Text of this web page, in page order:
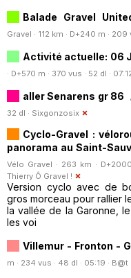
Balade Gravel
Gravel · 112 km · D+240 m · 209
Activité actuelle: 06
· D+570 m · 370 vus · 52 dl ·
aller Senarens gr 86
32 dl · Sixgonzosix
Cyclo-Gravel :
panorama au Saint-
Vélo Gravel · 263 km ·
Thierry Ô Gravel !
Version cyclo avec de
gros morceau pour rallier
la vallée de la Garonne,
les voi
Villemur - Fronton -
m · 234 vus · 48 dl · 05:19 · B@t